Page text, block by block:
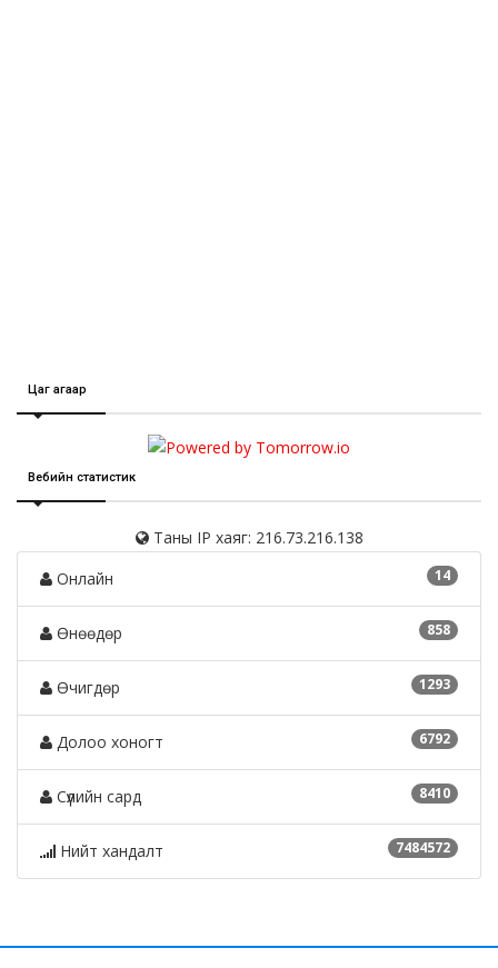
Цаг агаар
Вебийн статистик
Таны IP хаяг: 216.73.216.138
14
Онлайн
858
Өнөөдөр
1293
Өчигдөр
6792
Долоо хоногт
8410
Сүүлийн сард
7484572
Нийт хандалт